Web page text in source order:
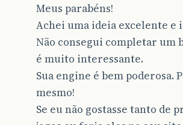
Meus parabéns!
Achei uma ideia excelente e
Não consegui completar um
é muito interessante.
Sua engine é bem poderosa.
mesmo!
Se eu não gostasse tanto de